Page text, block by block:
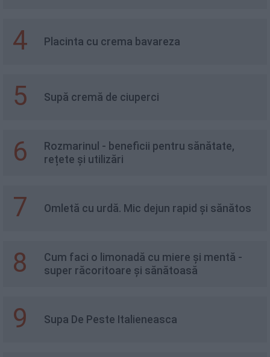
4
Placinta cu crema bavareza
5 Supă cremă de ciuperci
6
Rozmarinul - beneficii pentru sănătate,
rețete și utilizări
7 Omletă cu urdă. Mic dejun rapid și sănătos
8
Cum faci o limonadă cu miere și mentă -
super răcoritoare și sănătoasă
9 Supa De Peste Italieneasca